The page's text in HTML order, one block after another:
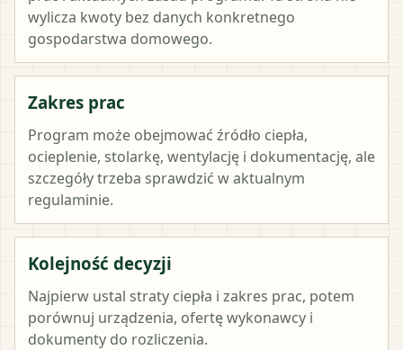
wylicza kwoty bez danych konkretnego
gospodarstwa domowego.
Zakres prac
Program może obejmować źródło ciepła,
ocieplenie, stolarkę, wentylację i dokumentację, ale
szczegóły trzeba sprawdzić w aktualnym
regulaminie.
Kolejność decyzji
Najpierw ustal straty ciepła i zakres prac, potem
porównuj urządzenia, ofertę wykonawcy i
dokumenty do rozliczenia.